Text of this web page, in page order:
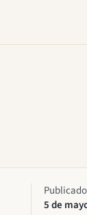
Publicado
5 de